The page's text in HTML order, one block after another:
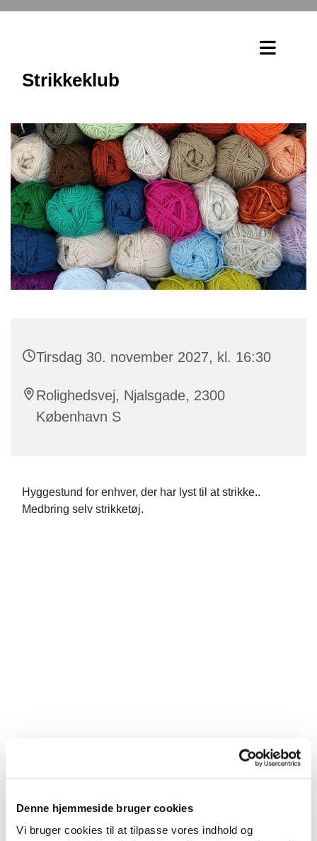
Denne hjemmeside bruger cookies
Vi bruger cookies til at tilpasse vores indhold og
Strikkeklub
Tirsdag 30. november 2027, kl. 16:30
Rolighedsvej, Njalsgade, 2300
København S
Hyggestund for enhver, der har lyst til at strikke..
Medbring selv strikketøj.